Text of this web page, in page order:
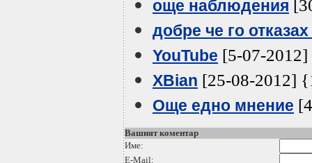
още наблюдения
добре че го
YouTube [5-07-
XBian [25-08-2012]
Още едно мнение
Вашият коментар
Име:
E-Mail: